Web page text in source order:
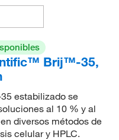
Brij™-35,
estabilizado se
al 10 % y al
diversos métodos de
celular y HPLC.